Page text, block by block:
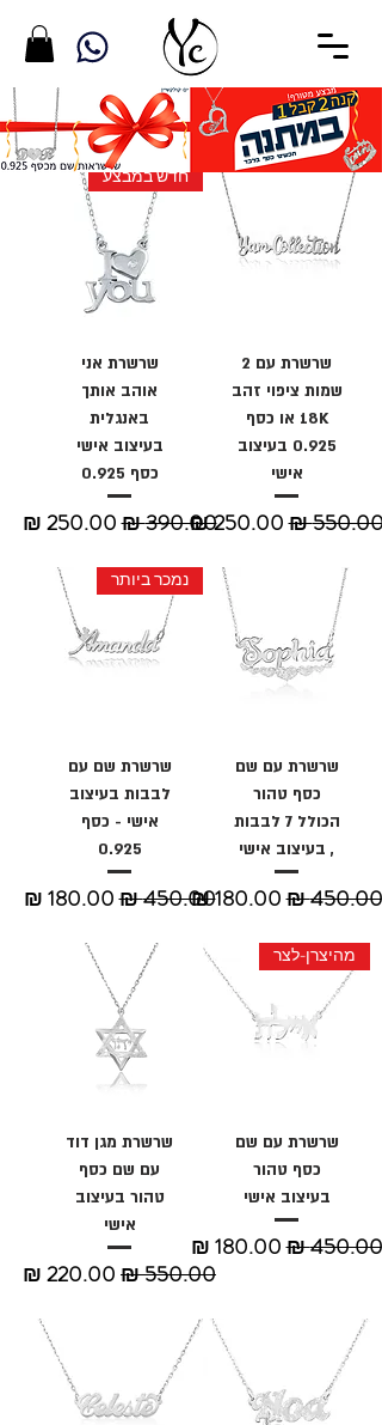
שרשרת עם 2
שמות ציפוי זהב
18K או כסף
0.925 בעיצוב
אישי
מחיר רגיל מחיר מבצע
חדש במבצע
שרשרת אני
אוהב אותך
באנגלית
בעיצוב אישי
כסף 0.925
מחיר רגיל‏390.00 ‏₪ מחיר מבצע
שרשרת עם שם
כסף טהור
הכולל 7 לבבות
, בעיצוב אישי
מחיר רגיל מחיר מבצע
נמכר ביותר
שרשרת שם עם
לבבות בעיצוב
אישי - כסף
0.925
מחיר רגיל‏450.00 ‏₪ מחיר מבצע
מהיצרן-לצר
שרשרת עם שם
כסף טהור
בעיצוב אישי
מחיר רגיל מחיר מבצע
שרשרת מגן דוד
עם שם כסף
טהור בעיצוב
אישי
מחיר רגיל מחיר מבצע